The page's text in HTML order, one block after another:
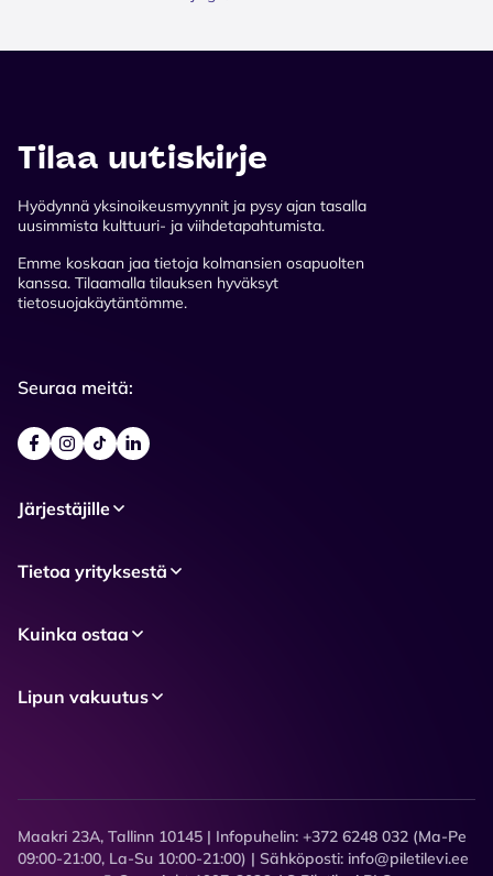
Tilaa uutiskirje
Hyödynnä yksinoikeusmyynnit ja pysy ajan tasalla
uusimmista kulttuuri- ja viihdetapahtumista.
Emme koskaan jaa tietoja kolmansien osapuolten
kanssa. Tilaamalla tilauksen hyväksyt
tietosuojakäytäntömme.
Seuraa meitä:
Järjestäjille
Tietoa yrityksestä
Kuinka ostaa
Lipun vakuutus
Maakri 23A, Tallinn 10145 | Infopuhelin: +372 6248 032 (Ma-Pe
09:00-21:00, La-Su 10:00-21:00) | Sähköposti: info@piletilevi.ee